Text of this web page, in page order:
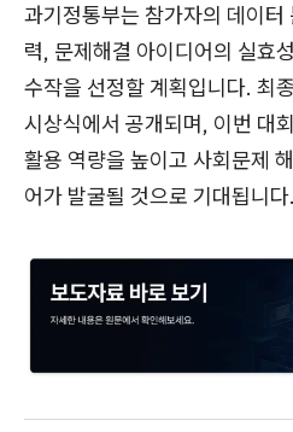
과기정통부는 참가자의 데이
력, 문제해결 아이디어의 실효
수작을 선정할 계획입니다. 최
시상식에서 공개되며, 이번 대
활용 역량을 높이고 사회문제
어가 발굴될 것으로 기대됩니다.